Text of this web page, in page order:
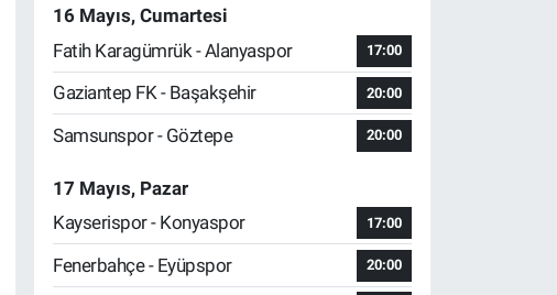
16 Mayıs, Cumartesi
Fatih Karagümrük - Alanyaspor
17:00
Gaziantep FK - Başakşehir 20:00
Samsunspor - Göztepe 20:00
17 Mayıs, Pazar
Kayserispor - Konyaspor
17:00
Fenerbahçe - Eyüpspor 20:00